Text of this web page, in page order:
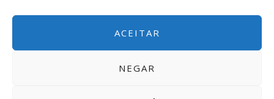
ACEITAR
NEGAR